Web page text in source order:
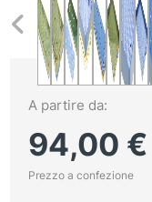
A partire da:
94,00 €
Prezzo a confezione